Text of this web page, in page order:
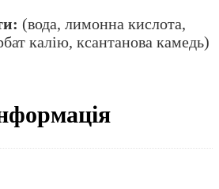
(вода, лимонна кислота,
калію, ксантанова камедь)